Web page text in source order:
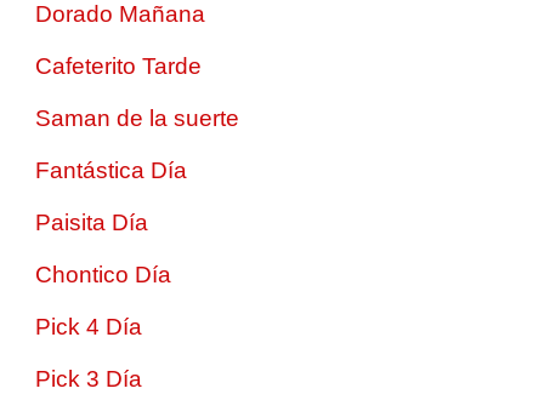
Dorado Mañana
Cafeterito Tarde
Saman de la suerte
Fantástica Día
Paisita Día
Chontico Día
Pick 4 Día
Pick 3 Día